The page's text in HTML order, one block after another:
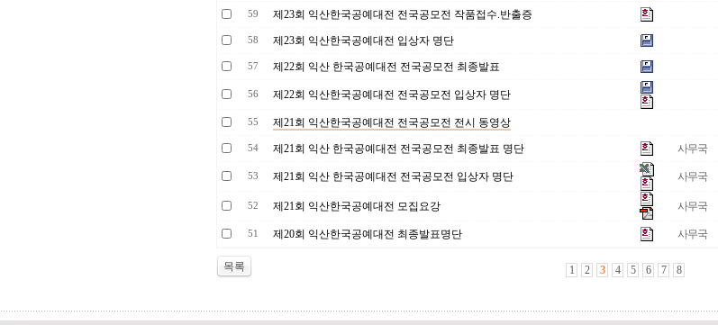
59 제23회 익산한국공예대전 전국공모전 작품접수.반출증
58 제23회 익산한국공예대전 입상자 명단
57 제22회 익산 한국공예대전 전국공모전 최종발표
56 제22회 익산한국공예대전 전국공모전 입상자 명단
55 제21회 익산한국공예대전 전국공모전 전시 동영상
54 제21회 익산 한국공예대전 전국공모전 최종발표 명단 사무국
53 제21회 익산 한국공예대전 전국공모전 입상자 명단 사무국
52 제21회 익산한국공예대전 모집요강 사무국
51 제20회 익산한국공예대전 최종발표명단 사무국
목록 1 2 3 4 5 6 7 8